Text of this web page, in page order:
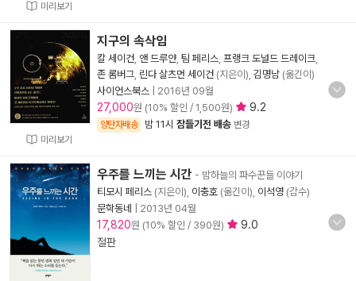
미리보기
미리보기
지구의 속삭임
칼 세이건 앤 드루얀, 팀 페리스 프랭크 도널드 드레이크
존 롬버그 린다 살츠먼 세이건 (지은이), 김명남 (옮긴이)
사이언스북스
2016년 09월
27,000원 (10% 할인 / 1,500원) 9.2
양탄자배송 밤 11시 잠들기전 배송 변경
우주를 느끼는 시간 - 밤하늘의 파수꾼들 이야기
티모시 페리스 (지은이), 이충호 (옮긴이), 이석영 (감수)
문학동네
2013년 04월
17,820원 (10% 할인 / 390원)
9.0
절판